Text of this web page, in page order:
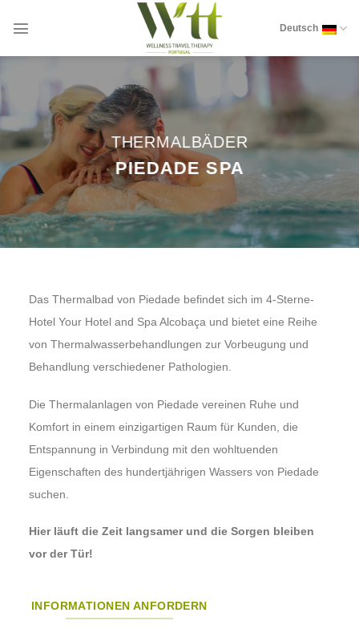
Inhalt
Deutsch
THERMALBÄDER
PIEDADE SPA
Das Thermalbad von Piedade befindet sich im 4-Sterne-
Hotel Your Hotel and Spa Alcobaça und bietet eine Reihe
von Thermalwasserbehandlungen zur Vorbeugung und
Behandlung verschiedener Pathologien.
Die Thermalanlagen von Piedade vereinen Ruhe und
Komfort in einem einzigartigen Raum für Kunden, die
Entspannung in Verbindung mit den wohltuenden
Eigenschaften des hundertjährigen Wassers von Piedade
suchen.
Hier läuft die Zeit langsamer und die Sorgen bleiben
vor der Tür!
INFORMATIONEN ANFORDERN